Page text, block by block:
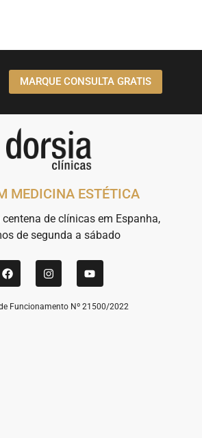
MARQUE CONSULTA GRATIS
MEDICINA ESTÉTICA
de clínicas em Espanha,
de segunda a sábado
Funcionamento Nº 21500/2022